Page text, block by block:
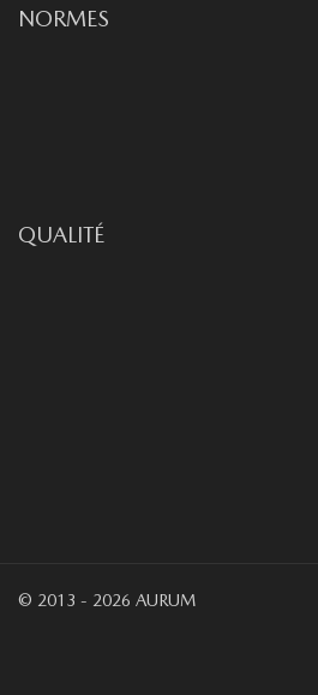
NORMES
QUALITÉ
© 2013 - 2026 AURUM